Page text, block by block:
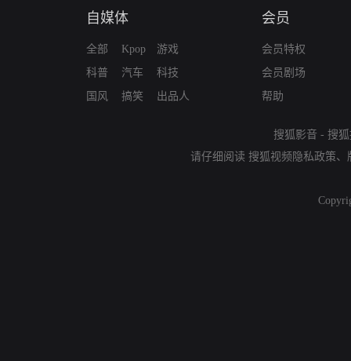
自媒体
全部
科普
国风
Kpop
汽车
搞笑
游戏
科技
出品人
会员
会员特权
会员剧场
帮助
搜狐影音 - 搜
请仔细阅读 搜狐视频隐私政策、